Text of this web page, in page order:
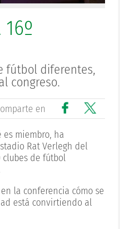
fútbol diferentes,
congreso.
en
miembro, ha
Rat Verlegh del
clubes de fútbol
la conferencia cómo se
está convirtiendo al